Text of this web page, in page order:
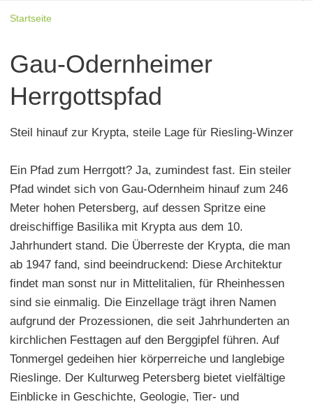
Startseite
Gau-Odernheimer
Herrgottspfad
Steil hinauf zur Krypta, steile Lage für Riesling-Winzer
Ein Pfad zum Herrgott? Ja, zumindest fast. Ein steiler
Pfad windet sich von Gau-Odernheim hinauf zum 246
Meter hohen Petersberg, auf dessen Spritze eine
dreischiffige Basilika mit Krypta aus dem 10.
Jahrhundert stand. Die Überreste der Krypta, die man
ab 1947 fand, sind beeindruckend: Diese Architektur
findet man sonst nur in Mittelitalien, für Rheinhessen
sind sie einmalig. Die Einzellage trägt ihren Namen
aufgrund der Prozessionen, die seit Jahrhunderten an
kirchlichen Festtagen auf den Berggipfel führen. Auf
Tonmergel gedeihen hier körperreiche und langlebige
Rieslinge. Der Kulturweg Petersberg bietet vielfältige
Einblicke in Geschichte, Geologie, Tier- und